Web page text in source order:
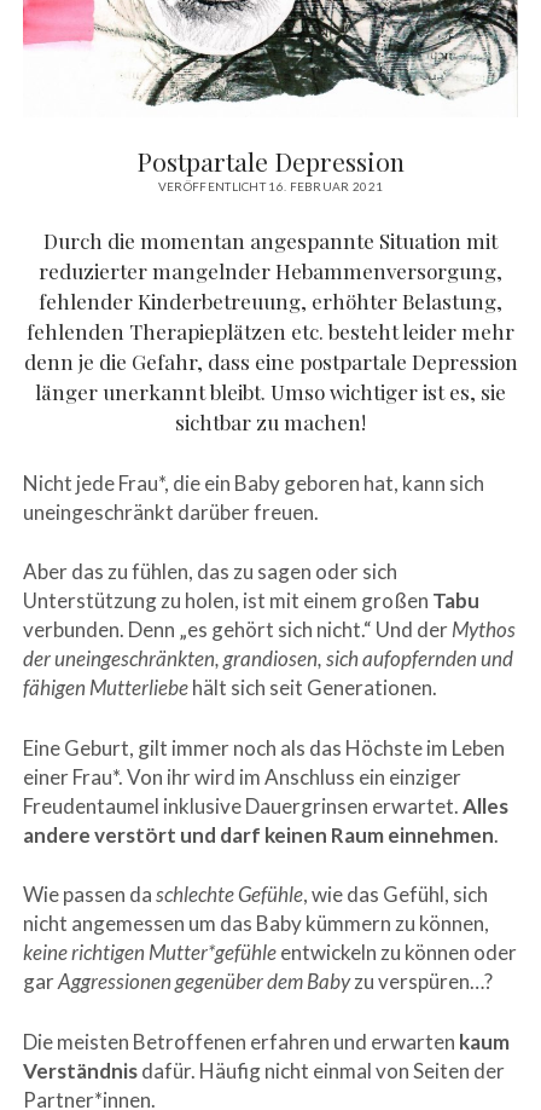
Postpartale Depression
VERÖFFENTLICHT 16. FEBRUAR 2021
Durch die momentan angespannte Situation mit
reduzierter mangelnder Hebammenversorgung,
fehlender Kinderbetreuung, erhöhter Belastung,
fehlenden Therapieplätzen etc. besteht leider mehr
denn je die Gefahr, dass eine postpartale Depression
länger unerkannt bleibt. Umso wichtiger ist es, sie
sichtbar zu machen!
Nicht jede Frau*, die ein Baby geboren hat, kann sich
uneingeschränkt darüber freuen.
Aber das zu fühlen, das zu sagen oder sich
Unterstützung zu holen, ist mit einem großen Tabu
verbunden. Denn „es gehört sich nicht.“ Und derMythos
der uneingeschränkten, grandiosen, sich aufopfernden und
fähigen Mutterliebehält sich seit Generationen.
Eine Geburt, gilt immer noch als das Höchste im Leben
einer Frau*. Von ihr wird im Anschluss ein einziger
Freudentaumel inklusive Dauergrinsen erwartet.Alles
andere verstört und darf keinen Raum einnehmen.
Wie passen daschlechte Gefühle, wie das Gefühl, sich
nicht angemessen um das Baby kümmern zu können,
keine richtigen Mutter*gefühleentwickeln zu können oder
garAggressionen gegenüber dem Babyzu verspüren…?
Die meisten Betroffenen erfahren und erwarten kaum
Verständnisdafür. Häufig nicht einmal von Seiten der
Partner*innen.